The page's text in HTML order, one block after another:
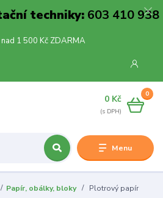
techniky:603 410 938
1 500 Kč ZDARMA
Menu
0
0 Kč
Papír, obálky, bloky Plotrový papír